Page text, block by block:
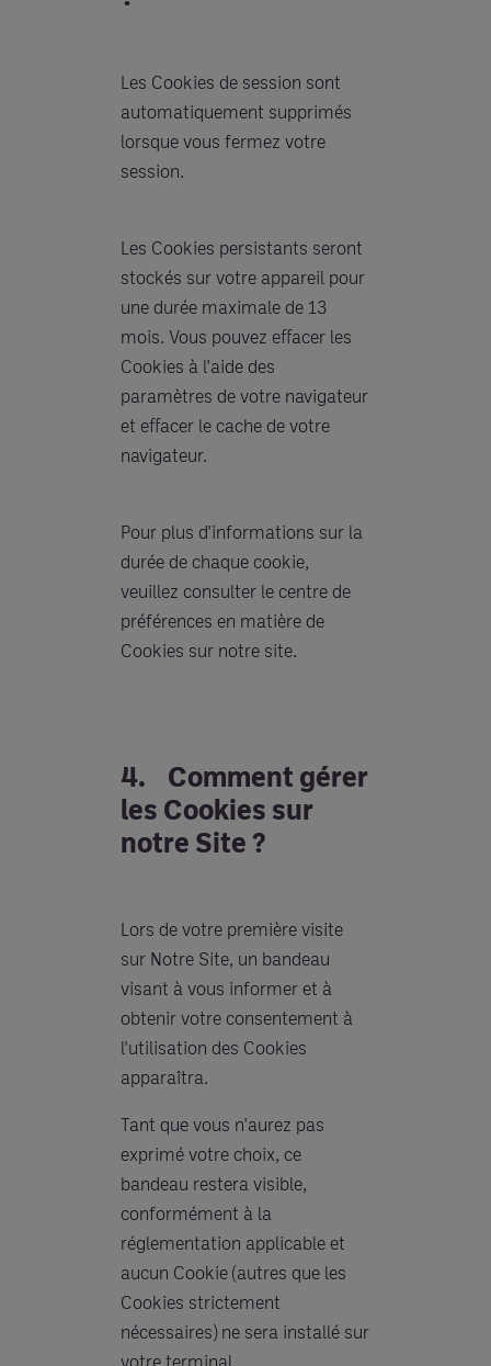
Les Cookies de session sont
automatiquement supprimés
lorsque vous fermez votre
session.
Les Cookies persistants seront
stockés sur votre appareil pour
une durée maximale de 13
mois. Vous pouvez effacer les
Cookies à l'aide des
paramètres de votre navigateur
et effacer le cache de votre
navigateur.
Pour plus d'informations sur la
durée de chaque cookie,
veuillez consulter le centre de
préférences en matière de
Cookies sur notre site.
4. Comment gérer
les Cookies sur
notre Site ?
Lors de votre première visite
sur Notre Site, un bandeau
visant à vous informer et à
obtenir votre consentement à
l'utilisation des Cookies
apparaîtra.
Tant que vous n'aurez pas
exprimé votre choix, ce
bandeau restera visible,
conformément à la
réglementation applicable et
aucun Cookie (autres que les
Cookies strictement
nécessaires) ne sera installé sur
votre terminal.